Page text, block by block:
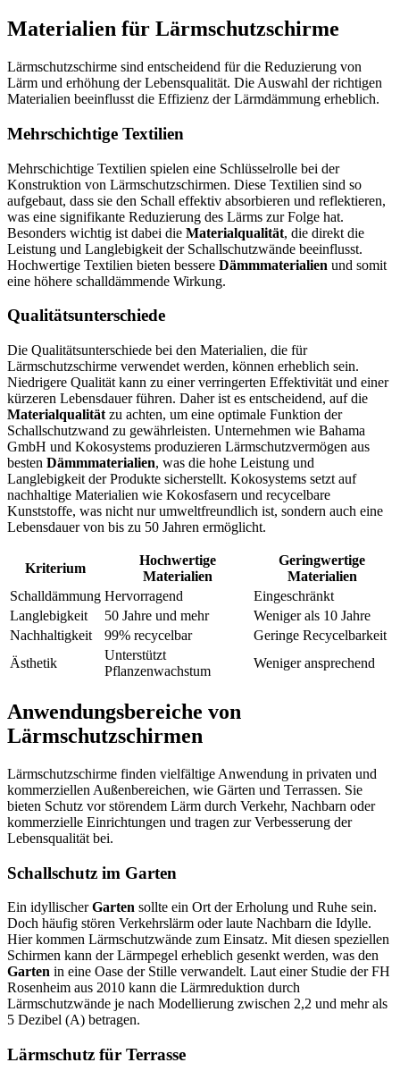
Materialien für Lärmschutzschirme
Lärmschutzschirme sind entscheidend für die Reduzierung von
Lärm und erhöhung der Lebensqualität. Die Auswahl der richtigen
Materialien beeinflusst die Effizienz der Lärmdämmung erheblich.
Mehrschichtige Textilien
Mehrschichtige Textilien spielen eine Schlüsselrolle bei der
Konstruktion von Lärmschutzschirmen. Diese Textilien sind so
aufgebaut, dass sie den Schall effektiv absorbieren und reflektieren,
was eine signifikante Reduzierung des Lärms zur Folge hat.
Besonders wichtig ist dabei die Materialqualität, die direkt die
Leistung und Langlebigkeit der Schallschutzwände beeinflusst.
Hochwertige Textilien bieten bessere Dämmmaterialien und somit
eine höhere schalldämmende Wirkung.
Qualitätsunterschiede
Die Qualitätsunterschiede bei den Materialien, die für
Lärmschutzschirme verwendet werden, können erheblich sein.
Niedrigere Qualität kann zu einer verringerten Effektivität und einer
kürzeren Lebensdauer führen. Daher ist es entscheidend, auf die
Materialqualität zu achten, um eine optimale Funktion der
Schallschutzwand zu gewährleisten. Unternehmen wie Bahama
GmbH und Kokosystems produzieren Lärmschutzvermögen aus
besten Dämmmaterialien, was die hohe Leistung und
Langlebigkeit der Produkte sicherstellt. Kokosystems setzt auf
nachhaltige Materialien wie Kokosfasern und recycelbare
Kunststoffe, was nicht nur umweltfreundlich ist, sondern auch eine
Lebensdauer von bis zu 50 Jahren ermöglicht.
Kriterium
Hochwertige
Materialien
Geringwertige
Materialien
Schalldämmung Hervorragend
Eingeschränkt
Langlebigkeit
50 Jahre und mehr
Weniger als 10 Jahre
Nachhaltigkeit
99% recycelbar
Geringe Recycelbarkeit
Ästhetik
Unterstützt
Pflanzenwachstum
Weniger ansprechend
Anwendungsbereiche von
Lärmschutzschirmen
Lärmschutzschirme finden vielfältige Anwendung in privaten und
kommerziellen Außenbereichen, wie Gärten und Terrassen. Sie
bieten Schutz vor störendem Lärm durch Verkehr, Nachbarn oder
kommerzielle Einrichtungen und tragen zur Verbesserung der
Lebensqualität bei.
Schallschutz im Garten
Ein idyllischerGarten sollte ein Ort der Erholung und Ruhe sein.
Doch häufig stören Verkehrslärm oder laute Nachbarn die Idylle.
Hier kommen Lärmschutzwände zum Einsatz. Mit diesen speziellen
Schirmen kann der Lärmpegel erheblich gesenkt werden, was den
Garten in eine Oase der Stille verwandelt. Laut einer Studie der FH
Rosenheim aus 2010 kann die Lärmreduktion durch
Lärmschutzwände je nach Modellierung zwischen 2,2 und mehr als
5 Dezibel (A) betragen.
Lärmschutz für Terrasse